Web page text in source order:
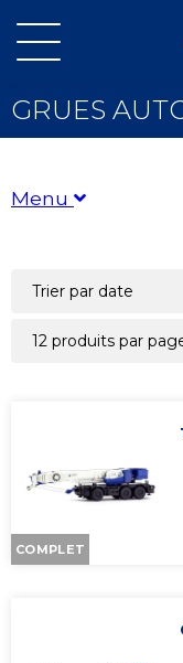
GRUES
Menu
Grues Automotrices
COLLECTIONS
VÊTEMENTS
ACCESSOIRES
COMPLET